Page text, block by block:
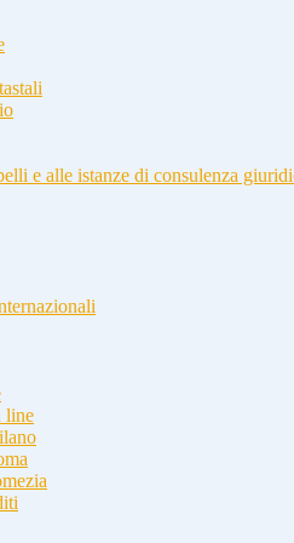
e alle istanze di consulenza
line